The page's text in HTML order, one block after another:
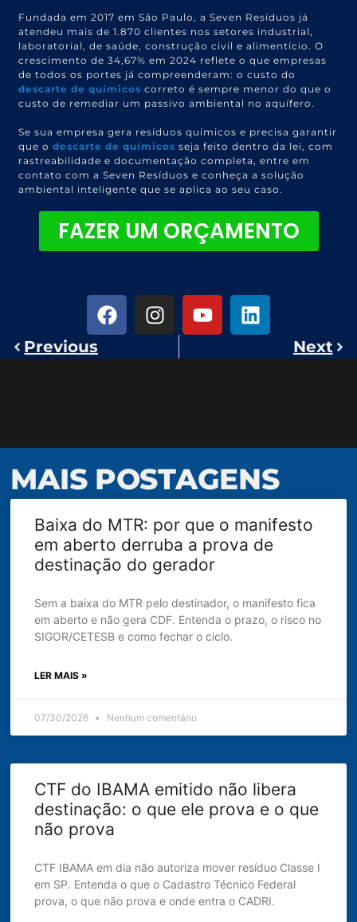
Fundada em 2017 em São Paulo, a Seven Resíduos já
atendeu mais de 1.870 clientes nos setores industrial,
laboratorial, de saúde, construção civil e alimentício. O
crescimento de 34,67% em 2024 reflete o que empresas
de todos os portes já compreenderam: o custo do
descarte de químicos correto é sempre menor do que o
custo de remediar um passivo ambiental no aquífero.
Se sua empresa gera resíduos químicos e precisa garantir
que odescarte de químicos seja feito dentro da lei, com
rastreabilidade e documentação completa, entre em
contato com a Seven Resíduos e conheça a solução
ambiental inteligente que se aplica ao seu caso.
FAZER UM ORÇAMENTO
Previous Next
MAIS POSTAGENS
Baixa do MTR: por que o manifesto
em aberto derruba a prova de
destinação do gerador
Sem a baixa do MTR pelo destinador, o manifesto fica
em aberto e não gera CDF. Entenda o prazo, o risco no
SIGOR/CETESB e como fechar o ciclo.
LER MAIS »
07/30/2026 Nenhum comentário
CTF do IBAMA emitido não libera
destinação: o que ele prova e o que
não prova
CTF IBAMA em dia não autoriza mover resíduo Classe I
em SP. Entenda o que o Cadastro Técnico Federal
prova, o que não prova e onde entra o CADRI.